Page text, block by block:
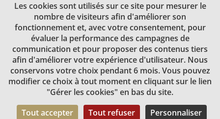
Mentions légales
Politique de confidentialité
Gérer les cookies
Découvrez notre autre hôtel
Les cookies sont utilisés sur ce site pour mesurer le
nombre de visiteurs afin d'améliorer son
fonctionnement et, avec votre consentement, pour
évaluer la performance des campagnes de
communication et pour proposer des contenus tiers
afin d'améliorer votre expérience d'utilisateur. Nous
conservons votre choix pendant 6 mois. Vous pouvez
modifier ce choix à tout moment en cliquant sur le lien
"Gérer les cookies" en bas du site.
Tout accepter
Tout refuser Personnaliser